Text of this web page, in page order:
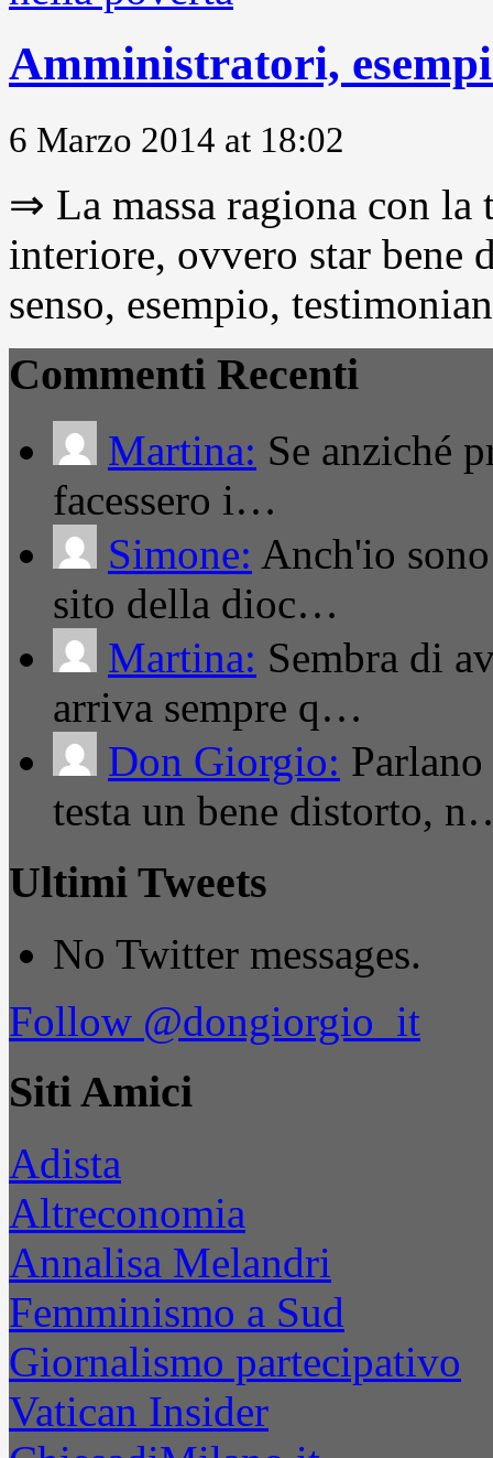
Amministratori,
6 Marzo 2014 at 18:02
⇒ La massa ragiona con
interiore, ovvero star
senso, esempio,
Commenti Recenti
Martina: Se anziché
facessero i…
Simone: Anch'io
sito della dioc…
Martina: Sembra di
arriva sempre q…
Don Giorgio:
testa un bene distorto,
Ultimi Tweets
No Twitter messages.
Follow @dongiorgio_it
Siti Amici
Adista
Altreconomia
Annalisa Melandri
Femminismo a Sud
Giornalismo partecipativo
Vatican Insider